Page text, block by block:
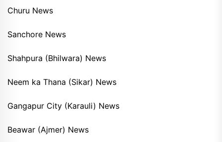
Churu News
Sanchore News
Shahpura (Bhilwara) News
Neem ka Thana (Sikar) News
Gangapur City (Karauli) News
Beawar (Ajmer) News